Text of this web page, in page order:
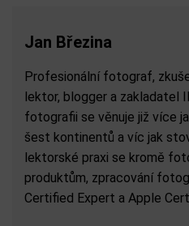
Jan Březina
Profesionální fotograf,
lektor, blogger a zakladatel
fotografii se věnuje již více
šest kontinentů a víc jak
lektorské praxi se kromě
produktům, zpracování
Certified Expert a Apple